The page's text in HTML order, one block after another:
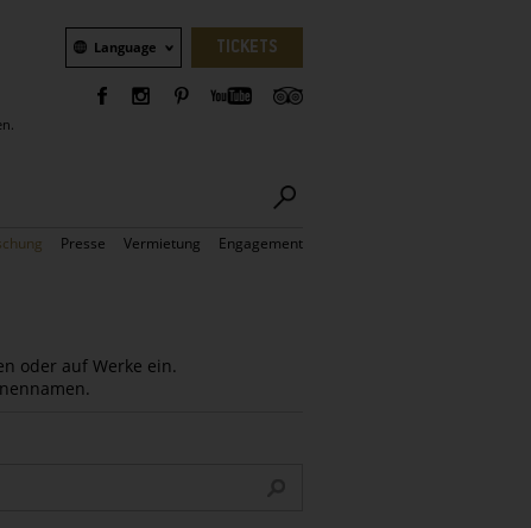
Sprachauswahl
Language TICKETS
Presse Vermietung Engagement
oder auf Werke ein.